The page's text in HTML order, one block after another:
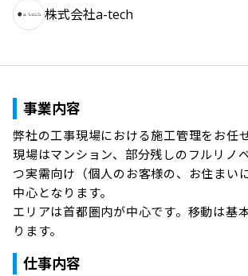
株式会社a-tech
事業内容
弊社の工事現場における施工管理をお任
現場はマンション、部分残しのフルリノ
つ実需向け（個人のお客様の、お住まい
中心となります。
エリアは⾸都圏内が中⼼です。移動は基
ります。
仕事内容